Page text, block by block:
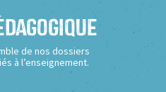
de nos dossiers
à l’enseignement.